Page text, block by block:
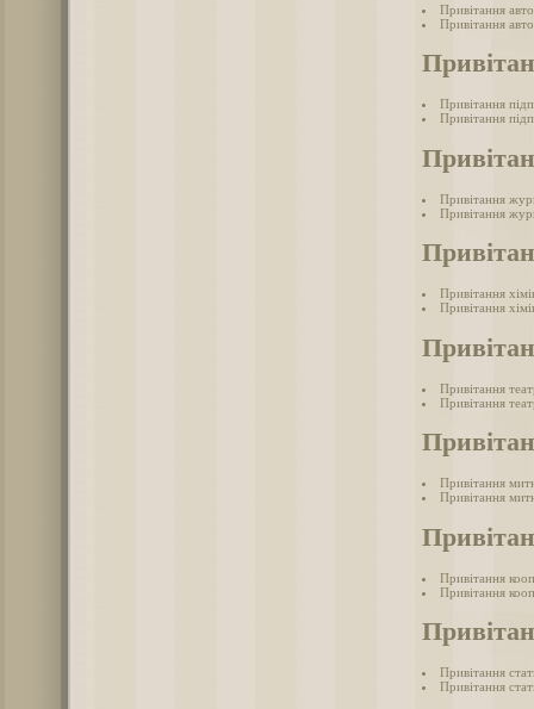
Привітання
Привітання
Привітання
Привітання
Привітання
Привітання
Привітання
Привітання
Привітання
Привітання
Привітання
Привітання
Привітання
Привітання
Привітання
Привітання